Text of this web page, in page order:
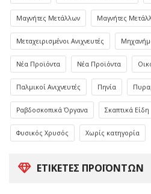
Μαγνήτες Μετάλλων Μαγνήτες
Μεταχειρισμένοι Ανιχνευτές
Νέα Προϊόντα Νέα Προϊόντα
Παλμικοί Ανιχνευτές Πηνία
Ραβδοσκοπικά Όργανα Σκαπτικά Είδη
Φυσικός Χρυσός Χωρίς κατηγορία
ΕΤΙΚΈΤΕΣ ΠΡΟΪΌΝΤΩΝ